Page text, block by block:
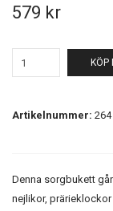
579 kr
KÖP
Artikelnummer: 264
Denna sorgbukett
nejlikor,